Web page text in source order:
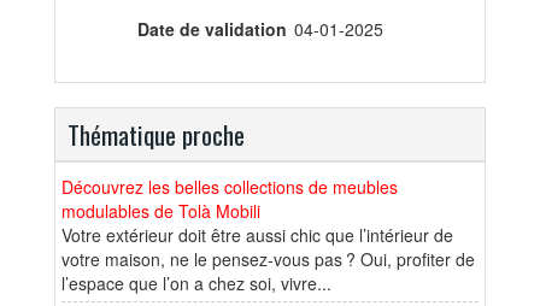
Date de validation 04-01-2025
Thématique proche
Découvrez les belles collections de meubles
modulables de Tolà Mobili
Votre extérieur doit être aussi chic que l’intérieur de
votre maison, ne le pensez-vous pas ? Oui, profiter de
l’espace que l’on a chez soi, vivre...